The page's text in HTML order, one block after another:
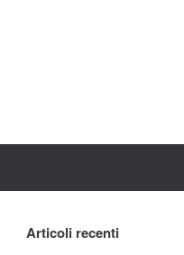
Articoli recenti